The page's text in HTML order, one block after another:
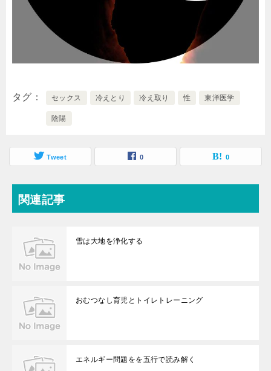
タグ セックス 冷えとり 冷え取り 性 東洋医学
陰陽
Tweet 0 0
関連記事
雪は大地を浄化する
おむつなし育児とトイレトレーニング
エネルギー問題をを五行で読み解く